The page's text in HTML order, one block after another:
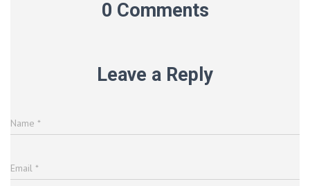
0 Comments
Leave a Reply
Name *
Email *